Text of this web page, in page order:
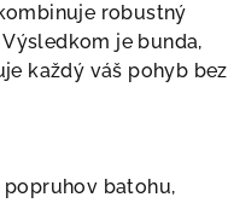
robustný
je bunda,
každý váš pohyb bez
batohu,